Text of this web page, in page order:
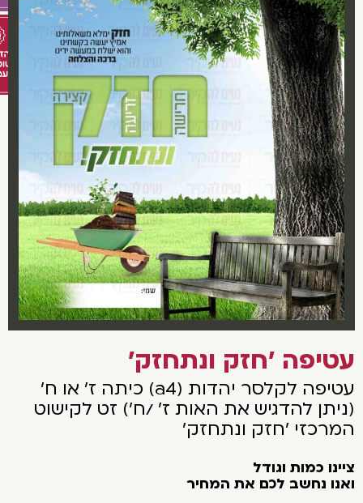
'חזק ונתחזק'
עטיפה לקלסר יהדות (a4) כיתה ז' או ח'
להדגיש את האות ז' /ח') זט לקישוט
'חזק ונתחזק'
כמות וגודל
נחשב לכם את המחיר